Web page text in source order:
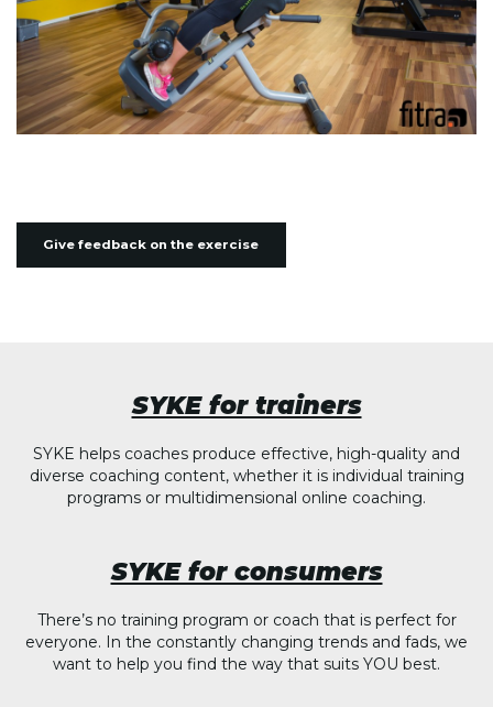
Give feedback on the exercise
SYKE for trainers
SYKE helps coaches produce effective, high-quality and
diverse coaching content, whether it is individual training
programs or multidimensional online coaching.
SYKE for consumers
There’s no training program or coach that is perfect for
everyone. In the constantly changing trends and fads, we
want to help you find the way that suits YOU best.